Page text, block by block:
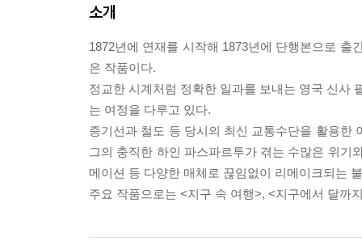
소개
1872년에 연재를 시작해 1873년에 단행본으로
은 작품이다.
정교한 시계처럼 정확한 일과를 보내는 영국 신사
는 여정을 다루고 있다.
증기선과 철도 등 당시의 최신 교통수단을 활용한
그의 충직한 하인 파스파르투가 겪는 수많은 위기
메이션 등 다양한 매체로 끊임없이 리메이크되는
주요 작품으로는 <지구 속 여행>, <지구에서 달까